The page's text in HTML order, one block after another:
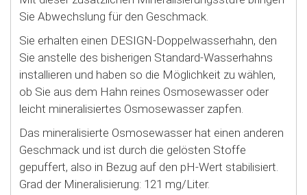
Sie Abwechslung für den Geschmack.
Sie erhalten einen DESIGN-Doppelwasserhahn, den
Sie anstelle des bisherigen Standard-Wasserhahns
installieren und haben so die Möglichkeit zu wählen,
ob Sie aus dem Hahn reines Osmosewasser oder
leicht mineralisiertes Osmosewasser zapfen.
Das mineralisierte Osmosewasser hat einen anderen
Geschmack und ist durch die gelösten Stoffe
gepuffert, also in Bezug auf den pH-Wert stabilisiert.
Grad der Mineralisierung: 121 mg/Liter.